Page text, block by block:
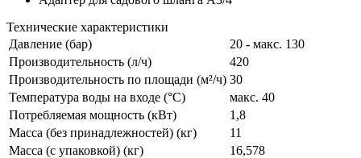
Технические характеристики
Давление (бар)
20 - макс. 130
Производительность (л/ч)
420
Производительность по площади (м²/ч) 30
Температура воды на входе (°C)
макс. 40
Потребляемая мощность (кВт)
1,8
Масса (без принадлежностей) (кг)
11
Масса (с упаковкой) (кг)
16,578